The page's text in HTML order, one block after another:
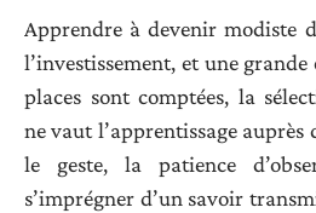
Apprendre à devenir modiste
l’investissement, et une
places sont comptées, la
ne vaut l’apprentissage
le geste, la patience
s’imprégner d’un savoir